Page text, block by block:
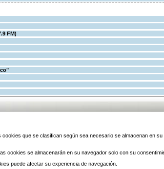
FM)
© 2010 Laredo | Este sitio ha
que se clasifican según sea necesario se almacenan en su
cookies se almacenarán en su navegador solo con su
puede afectar su experiencia de navegación.